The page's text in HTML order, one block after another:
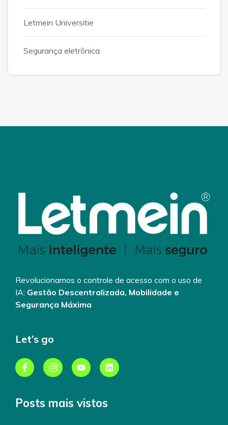
Letmein Universitie
Segurança eletrônica
Revolucionamos o controle de acesso com o uso de
IA: Gestão Descentralizada, Mobilidade e
Segurança Máxima
Let’s go
Posts mais vistos